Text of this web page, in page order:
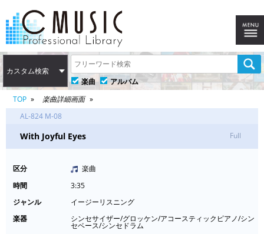
カスタム検索
楽曲
アルバム
TOP
楽曲詳細画面
AL-824 M-08
With Joyful Eyes Full
区分
楽曲
時間
3:35
ジャンル
イージーリスニング
楽器
シンセサイザー/グロッケン/アコースティックピアノ/シン
セベース/シンセドラム